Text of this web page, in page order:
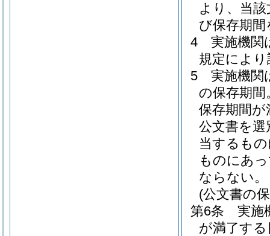
より、当
び保存期
4
実施機関
規定によ
5
実施機関
の保存期間
保存期間
公文書を
当するも
ものにあ
ならない。
(公文書の
第6条
実施
が満了す